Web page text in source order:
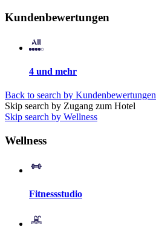
Kundenbewertungen
4 und mehr
Back to search by Kundenbewertungen
Skip search by Zugang zum Hotel
Skip search by Wellness
Wellness
Fitnessstudio